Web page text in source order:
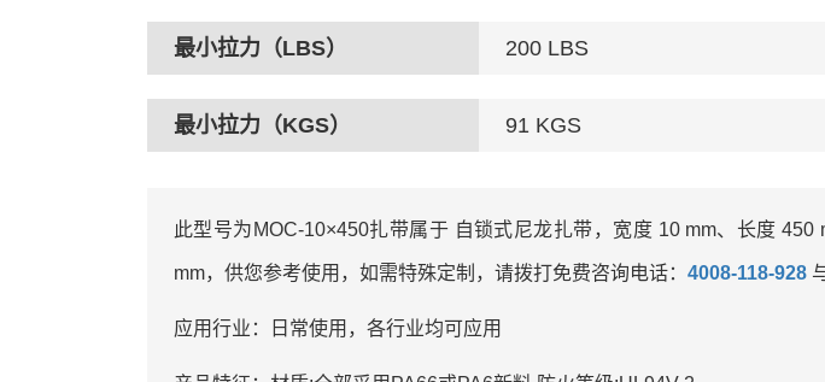
最小拉力（LBS） 200 LBS
最小拉力（KGS） 91 KGS
此型号为MOC-10×450扎带属于 自锁式尼龙扎带，宽度 10 mm、长度
mm，供您参考使用，如需特殊定制，请拨打免费咨询电话： 4008-118-928
应用行业：日常使用，各行业均可应用